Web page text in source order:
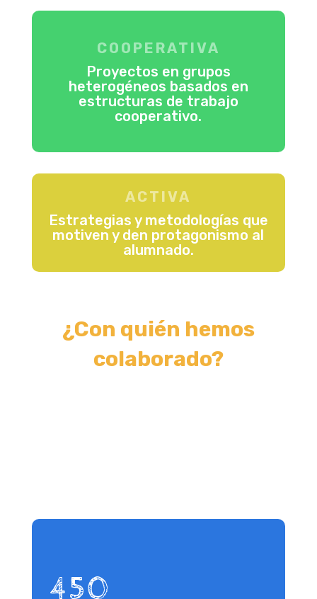
COOPERATIVA
Proyectos en grupos
heterogéneos basados en
estructuras de trabajo
cooperativo.
ACTIVA
Estrategias y metodologías que
motiven y den protagonismo al
alumnado.
¿Con quién hemos
colaborado?
450